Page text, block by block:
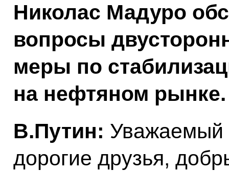
Николас Мадуро
вопросы
меры по
на нефтяном рынке.
В.Путин: Уважаемый
дорогие друзья,